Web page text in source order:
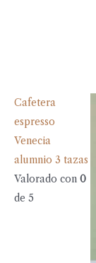
Cafetera
espresso
Venecia
alumnio 3 tazas
Valorado con 0
de 5